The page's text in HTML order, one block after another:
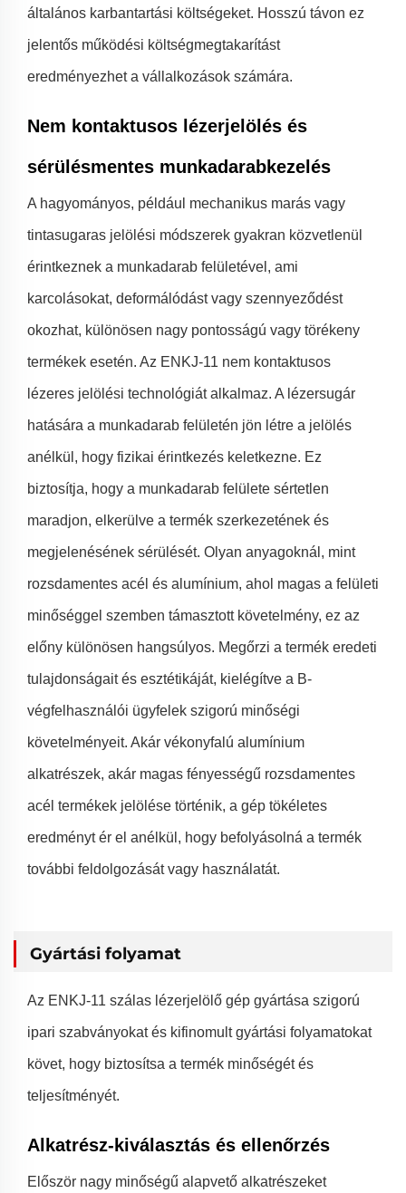
általános karbantartási költségeket. Hosszú távon ez
jelentős működési költségmegtakarítást
eredményezhet a vállalkozások számára.
Nem kontaktusos lézerjelölés és
sérülésmentes munkadarabkezelés
A hagyományos, például mechanikus marás vagy
tintasugaras jelölési módszerek gyakran közvetlenül
érintkeznek a munkadarab felületével, ami
karcolásokat, deformálódást vagy szennyeződést
okozhat, különösen nagy pontosságú vagy törékeny
termékek esetén. Az ENKJ-11 nem kontaktusos
lézeres jelölési technológiát alkalmaz. A lézersugár
hatására a munkadarab felületén jön létre a jelölés
anélkül, hogy fizikai érintkezés keletkezne. Ez
biztosítja, hogy a munkadarab felülete sértetlen
maradjon, elkerülve a termék szerkezetének és
megjelenésének sérülését. Olyan anyagoknál, mint
rozsdamentes acél és alumínium, ahol magas a felületi
minőséggel szemben támasztott követelmény, ez az
előny különösen hangsúlyos. Megőrzi a termék eredeti
tulajdonságait és esztétikáját, kielégítve a B-
végfelhasználói ügyfelek szigorú minőségi
követelményeit. Akár vékonyfalú alumínium
alkatrészek, akár magas fényességű rozsdamentes
acél termékek jelölése történik, a gép tökéletes
eredményt ér el anélkül, hogy befolyásolná a termék
további feldolgozását vagy használatát.
Gyártási folyamat
Az ENKJ-11 szálas lézerjelölő gép gyártása szigorú
ipari szabványokat és kifinomult gyártási folyamatokat
követ, hogy biztosítsa a termék minőségét és
teljesítményét.
Alkatrész-kiválasztás és ellenőrzés
Először nagy minőségű alapvető alkatrészeket